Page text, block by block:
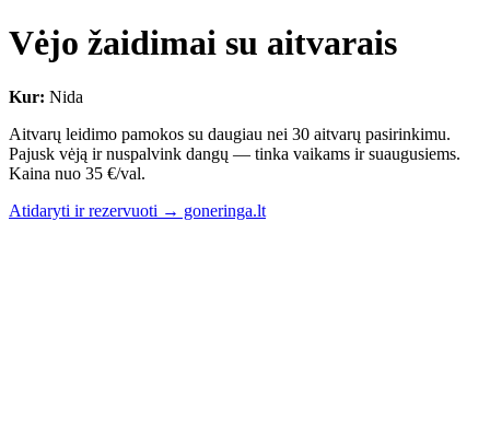
Vėjo žaidimai su aitvarais
Kur: Nida
Aitvarų leidimo pamokos su daugiau nei 30 aitvarų pasirinkimu.
Pajusk vėją ir nuspalvink dangų — tinka vaikams ir suaugusiems.
Kaina nuo 35 €/val.
Atidaryti ir rezervuoti → goneringa.lt